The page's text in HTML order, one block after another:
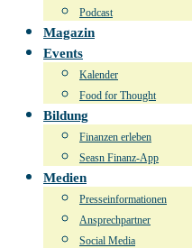
Podcast
Magazin
Events
Kalender
Food for Thought
Bildung
Finanzen erleben
Seasn Finanz-App
Medien
Presseinformationen
Ansprechpartner
Social Media